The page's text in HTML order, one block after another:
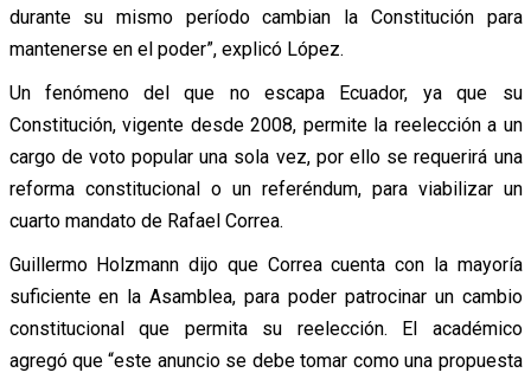
durante su mismo período cambian la Constitución para
mantenerse en el poder”, explicó López.
Un fenómeno del que no escapa Ecuador, ya que su
Constitución, vigente desde 2008, permite la reelección a un
cargo de voto popular una sola vez, por ello se requerirá una
reforma constitucional o un referéndum, para viabilizar un
cuarto mandato de Rafael Correa.
Guillermo Holzmann dijo que Correa cuenta con la mayoría
suficiente en la Asamblea, para poder patrocinar un cambio
constitucional que permita su reelección. El académico
agregó que “este anuncio se debe tomar como una propuesta